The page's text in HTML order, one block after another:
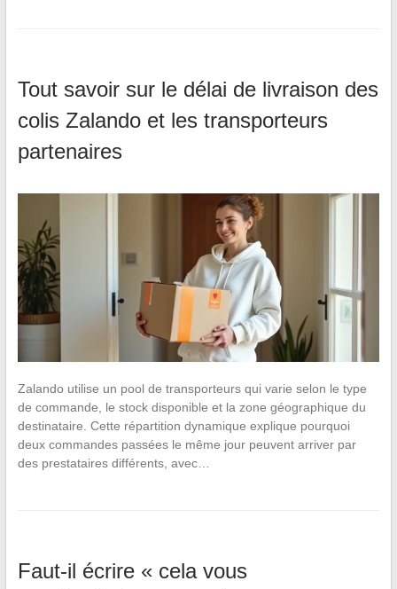
Tout savoir sur le délai de livraison des
colis Zalando et les transporteurs
partenaires
Zalando utilise un pool de transporteurs qui varie selon le type
de commande, le stock disponible et la zone géographique du
destinataire. Cette répartition dynamique explique pourquoi
deux commandes passées le même jour peuvent arriver par
des prestataires différents, avec…
Faut-il écrire « cela vous